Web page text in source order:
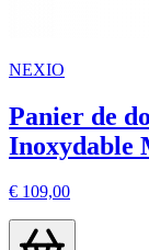
NEXIO
Panier de
Inoxydable
€ 109,00